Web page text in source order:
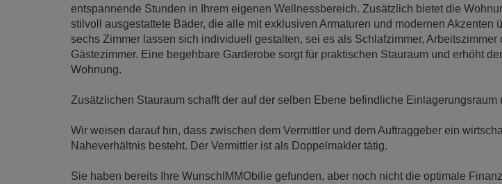
entspannende Stunden in Ihrem eigenen Wellnessbereich. Zusätzlich bietet die
stilvoll ausgestattete Bäder, die alle mit exklusiven Armaturen und modernen Akzenten
sechs Zimmer lassen sich individuell gestalten, sei es als Schlafzimmer, Arbeitszimmer
Gästezimmer. Eine begehbare Garderobe sorgt für praktischen Stauraum und erhöht
Wohnung.
Zusätzlichen Stauraum schafft der auf der selben Ebene befindliche Einlagerungsraum
Wir weisen darauf hin, dass zwischen dem Vermittler und dem Auftraggeber ein
Naheverhältnis besteht. Der Vermittler ist als Doppelmakler tätig.
Sie haben bereits Ihre WunschIMMObilie gefunden, aber noch nicht die optimale